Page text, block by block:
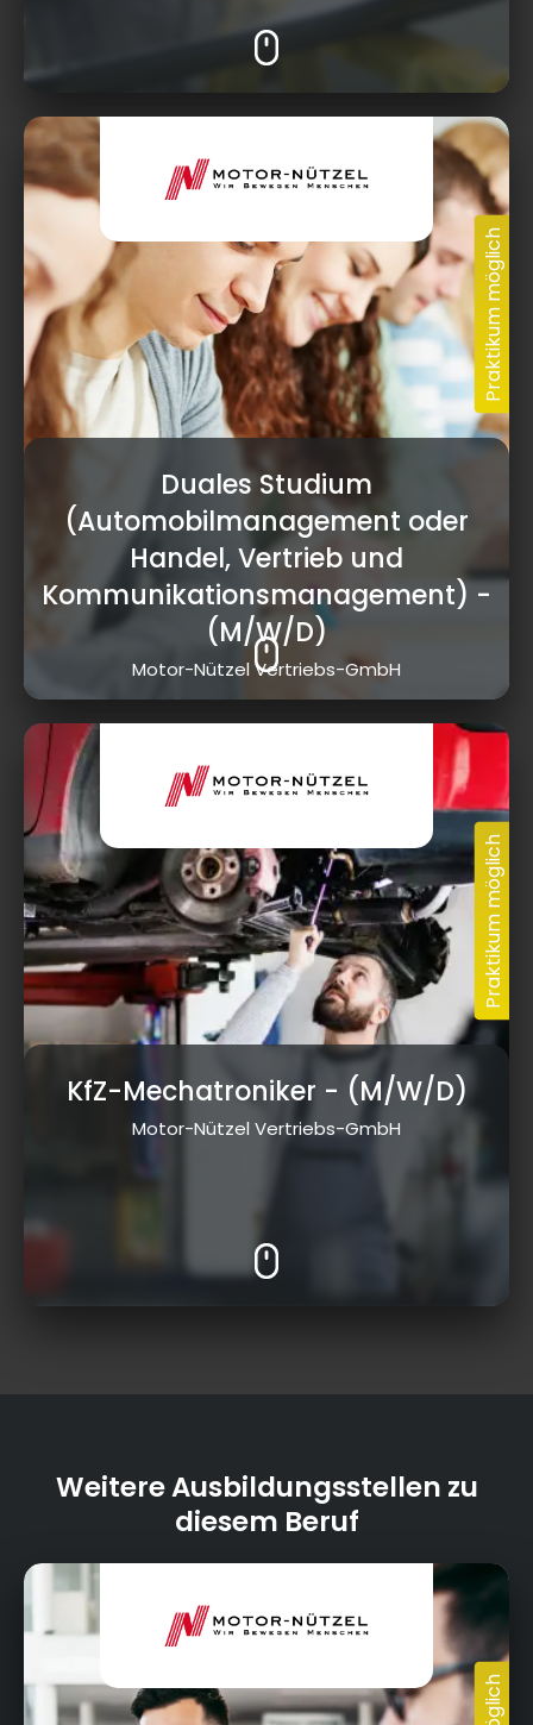
Duales Studium
(Automobilmanagement oder
Handel, Vertrieb und
Kommunikationsmanagement) -
(M/W/D)
Motor-Nützel Vertriebs-GmbH
KfZ-Mechatroniker - (M/W/D)
Motor-Nützel Vertriebs-GmbH
Weitere Ausbildungsstellen zu
diesem Beruf